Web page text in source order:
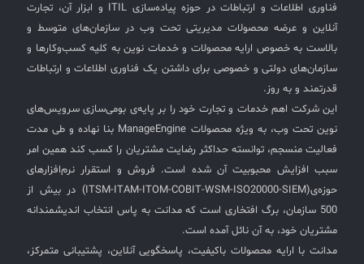
فناوری اطلاعات و ارتباطات در حوزه پیاده‌سازی ITIL و ابزار آن، تجارت
آنلاین و عرضه محصولات مدیریتی تحت وب در سازمان‌های متوسط و
بالاست به خصوص ارایه محصولات و خدمات نوین به کلیه کسب‌وکارها و
سازمان‌های دولتی و خصوصی برای داشتن یک فناوری اطلاعات و ارتباطات
قدرتمند و به روز.
این شرکت اهم خدمات و تجارت خود را بر پایه‌ی بومی‌سازی سرویس‌های
نوین تحت وب، به ویژه محصولات ManageEngine بنا نهاده و طی مدت
فعالیت منسجم، توانسته حداکثر رضایت مشتریان را کسب کند همین امر
سبب افزایش محبوبیت آن شده است. فروش و استقرار نرم‌افزارهای
حوزه‌ی(ITSM-ITAM-ITOM-COBIT-WSM-ISO20000-SIEM) در بیش از
500 سازمان، برگ افتخاری است که مدانت به پاس انتخاب اندیشمندانه
مشتریان خود، به آن نائل آمده است.
مدانت با ارایه محصولات باکیفیت، پاسخگویی آنلاین، پشتیبانی متمرکز،